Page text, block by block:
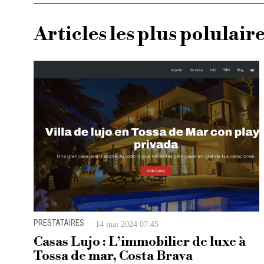
Articles les plus
PRESTATAIRES 14 mai 2024 07:45
Casas Lujo : L’immobilier de luxe à
Tossa de mar, Costa Brava